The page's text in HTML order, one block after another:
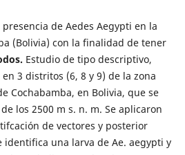
de Aedes Aegypti en la
(Bolivia) con la finalidad de tener
Estudio de tipo descriptivo,
3 distritos (6, 8 y 9) de la zona
Cochabamba, en Bolivia, que se
los 2500 m s. n. m. Se aplicaron
de vectores y posterior
identifica una larva de Ae. aegypti y